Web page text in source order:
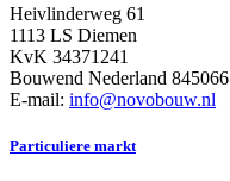
Heivlinderweg 61
1113 LS Diemen
KvK 34371241
Bouwend Nederland 845066
E-mail: info@novobouw.nl
Particuliere markt